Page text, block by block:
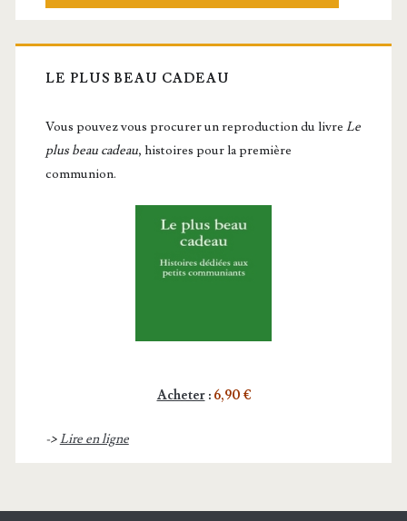
LE PLUS BEAU CADEAU
Vous pou­vez vous pro­cu­rer un repro­duc­tion du livre Le
plus beau cadeau, histoires pour la première
communion.
Acheter: 6,90 €
->Lire en ligne